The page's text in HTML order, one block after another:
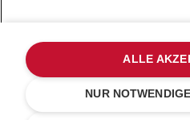
und das Design der
Marken in den USA
Meine cookies verwalten
NUR
ALLE